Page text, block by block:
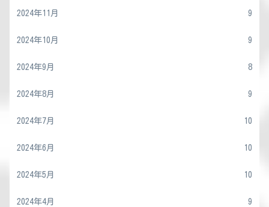
2024年11月 9
2024年10月 9
2024年9月 8
2024年8月 9
2024年7月 10
2024年6月 10
2024年5月 10
2024年4月 9